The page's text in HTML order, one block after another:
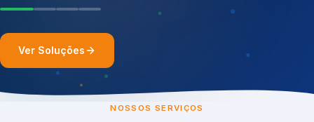
Ver Soluções
NOSSOS SERVIÇOS